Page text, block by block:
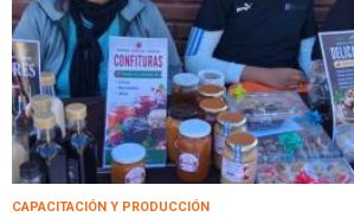
CAPACITACIÓN Y PRODUCCIÓN